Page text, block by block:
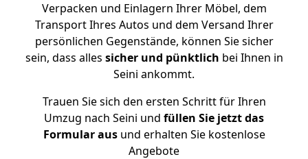
Verpacken und Einlagern Ihrer Möbel, dem
Transport Ihres Autos und dem Versand Ihrer
persönlichen Gegenstände, können Sie sicher
sein, dass alles sicher und pünktlich bei Ihnen in
Seini ankommt.
Trauen Sie sich den ersten Schritt für Ihren
Umzug nach Seini und füllen Sie jetzt das
Formular ausund erhalten Sie kostenlose
Angebote